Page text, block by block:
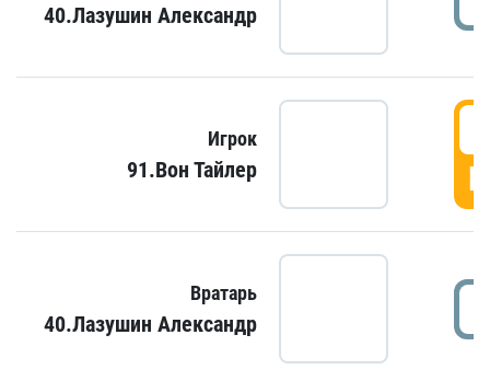
40.Лазушин Александр
Игрок
91.Вон Тайлер
Вратарь
40.Лазушин Александр